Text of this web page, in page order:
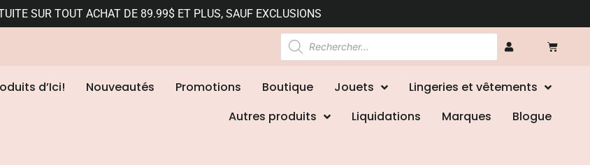
SUR TOUT ACHAT DE 89.99$ ET PLUS, SAUF EXCLUSIONS
d’Ici! Nouveautés Promotions Boutique Jouets
Lingeries et vêtements
Autres produits
Liquidations Marques Blogue